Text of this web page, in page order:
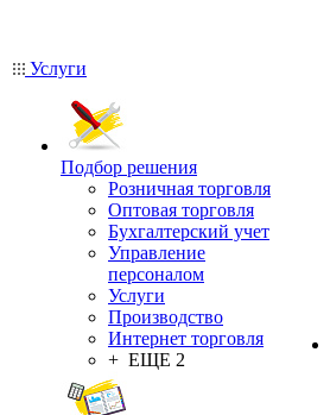
Услуги
Подбор решения
Розничная торговля
Оптовая торговля
Бухгалтерский учет
Управление
персоналом
Услуги
Производство
Интернет торговля
+ ЕЩЕ 2